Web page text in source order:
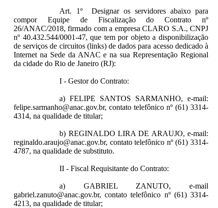
Art. 1º Designar os servidores abaixo para
compor Equipe de Fiscalização do Contrato nº
26/ANAC/2018, firmado com a empresa CLARO S.A., CNPJ
nº 40.432.544/0001-47, que tem por objeto a disponibilização
de serviços de circuitos (links) de dados para acesso dedicado à
Internet na Sede da ANAC e na sua Representação Regional
da cidade do Rio de Janeiro (RJ):
I - Gestor do Contrato:
a) FELIPE SANTOS SARMANHO, e-mail:
felipe.sarmanho@anac.gov.br, contato telefônico nº (61) 3314-
4314, na qualidade de titular;
b) REGINALDO LIRA DE ARAUJO, e-mail:
reginaldo.araujo@anac.gov.br, contato telefônico nº (61) 3314-
4787, na qualidade de substituto.
II - Fiscal Requisitante do Contrato:
a) GABRIEL ZANUTO, e-mail
gabriel.zanuto@anac.gov.br, contato telefônico nº (61) 3314-
4213, na qualidade de titular;